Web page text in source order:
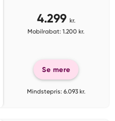
4.299 kr.
Mobilrabat: 1.200 kr.
Se mere
Mindstepris: 6.093 kr.